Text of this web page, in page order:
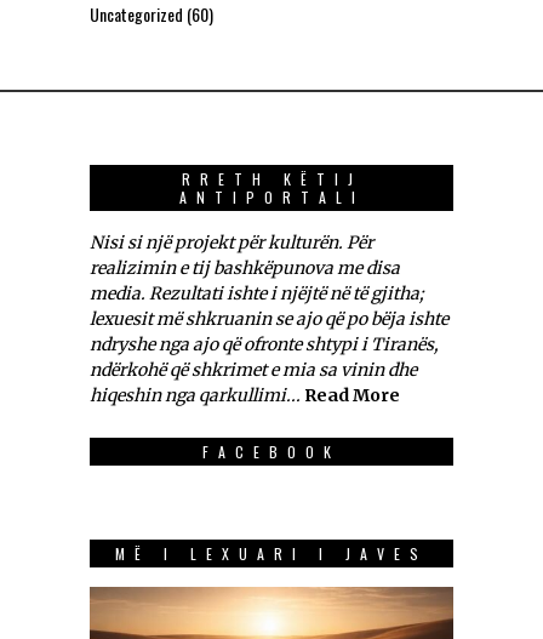
Uncategorized (60)
RRETH KËTIJ
ANTIPORTALI
Nisi si një projekt për kulturën. Për
realizimin e tij bashkëpunova me disa
media. Rezultati ishte i njëjtë në të gjitha;
lexuesit më shkruanin se ajo që po bëja ishte
ndryshe nga ajo që ofronte shtypi i Tiranës,
ndërkohë që shkrimet e mia sa vinin dhe
hiqeshin nga qarkullimi... Read More
FACEBOOK
MË I LEXUARI I JAVES